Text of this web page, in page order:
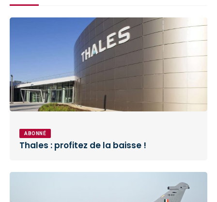
ABONNÉ
Thales : profitez de la baisse !